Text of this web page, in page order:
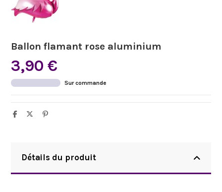
Ballon flamant rose aluminium
3,90 €
Sur commande
Détails du produit